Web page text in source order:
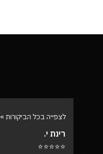
לצפייה בכל הביקורות »
רינת י.
⭐⭐⭐⭐⭐